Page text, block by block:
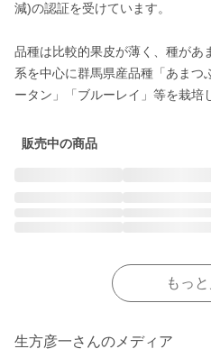
減)の認証を受けています。
品種は比較的果皮が薄く、種があ
系を中心に群馬県産品種「あまつ
ータン」「ブルーレイ」等を栽培
販売中の商品
もっ
生方彦一さんのメディア